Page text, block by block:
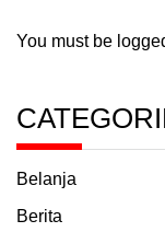
You must be
Belanja
Berita